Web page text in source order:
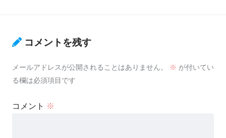
コメントを残す
メールアドレスが公開されることはありません。 ※ が付いてい
る欄は必須項目です
コメント ※